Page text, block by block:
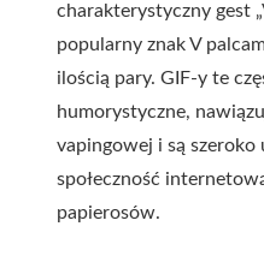
charakterystyczny gest
popularny znak V
ilością pary. GIF-y te
humorystyczne,
vapingowej i są szeroko
społeczność
papierosów.